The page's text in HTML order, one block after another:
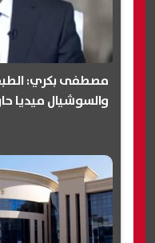
مصطفى بكري:
والسوشيال ميديا